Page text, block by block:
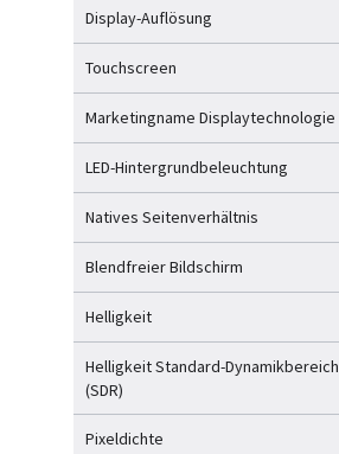
Display-Auflösung
Touchscreen
Marketingname Displaytechnologie
LED-Hintergrundbeleuchtung
Natives Seitenverhältnis
Blendfreier Bildschirm
Helligkeit
Helligkeit Standard-Dynamikbereich
(SDR)
Pixeldichte